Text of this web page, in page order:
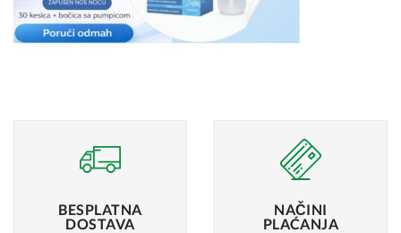
BESPLATNA
DOSTAVA
NAČINI
PLAĆANJA